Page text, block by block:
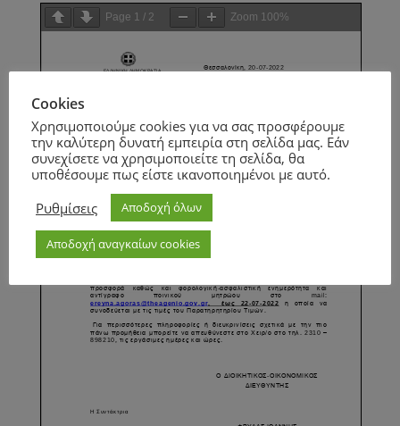
Page 1 / 2 Zoom 100%
Cookies
Χρησιμοποιούμε cookies για να σας προσφέρουμε
την καλύτερη δυνατή εμπειρία στη σελίδα μας. Εάν
συνεχίσετε να χρησιμοποιείτε τη σελίδα, θα
υποθέσουμε πως είστε ικανοποιημένοι με αυτό.
Ρυθμίσεις
Αποδοχή όλων
Αποδοχή αναγκαίων cookies